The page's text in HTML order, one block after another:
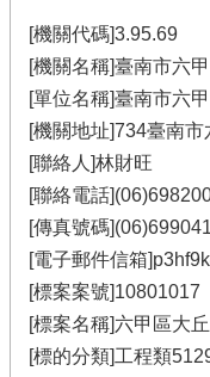
[機關代碼]3.95.69
[機關名稱]臺南市六
[單位名稱]臺南市六
[機關地址]734臺南
[聯絡人]林財旺
[聯絡電話
[傳真號碼
[電子郵件信箱
[標案案號]10801017
[標案名稱]六甲區大
[標的分類]工程類